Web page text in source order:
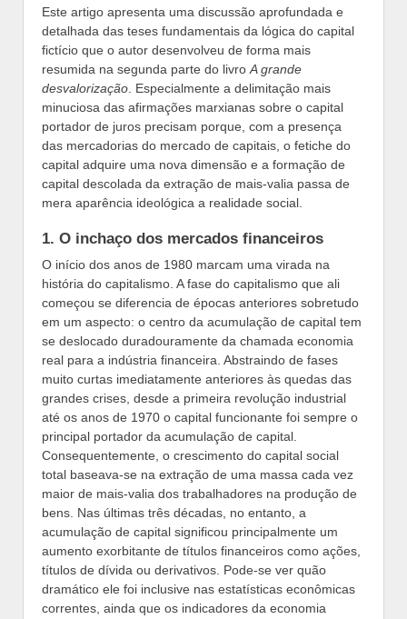
Este artigo apresenta uma discussão aprofundada e
detalhada das teses fundamentais da lógica do capital
fictício que o autor desenvolveu de forma mais
resumida na segunda parte do livro A grande
desvalorização . Especialmente a delimitação mais
minuciosa das afirmações marxianas sobre o capital
portador de juros precisam porque, com a presença
das mercadorias do mercado de capitais, o fetiche do
capital adquire uma nova dimensão e a formação de
capital descolada da extração de mais-valia passa de
mera aparência ideológica a realidade social.
1. O inchaço dos mercados financeiros
O início dos anos de 1980 marcam uma virada na
história do capitalismo. A fase do capitalismo que ali
começou se diferencia de épocas anteriores sobretudo
em um aspecto: o centro da acumulação de capital tem
se deslocado duradouramente da chamada economia
real para a indústria financeira. Abstraindo de fases
muito curtas imediatamente anteriores às quedas das
grandes crises, desde a primeira revolução industrial
até os anos de 1970 o capital funcionante foi sempre o
principal portador da acumulação de capital.
Consequentemente, o crescimento do capital social
total baseava-se na extração de uma massa cada vez
maior de mais-valia dos trabalhadores na produção de
bens. Nas últimas três décadas, no entanto, a
acumulação de capital significou principalmente um
aumento exorbitante de títulos financeiros como ações,
títulos de dívida ou derivativos. Pode-se ver quão
dramático ele foi inclusive nas estatísticas econômicas
correntes, ainda que os indicadores da economia